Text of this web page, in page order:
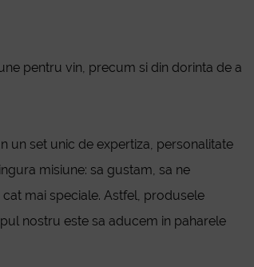
pentru vin, precum si din dorinta de a
un set unic de expertiza, personalitate
misiune: sa gustam, sa ne
mai speciale. Astfel, produsele
nostru este sa aducem in paharele